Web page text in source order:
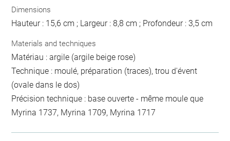
Dimensions
Hauteur : 15,6 cm ; Largeur : 8,8 cm ; Profondeur : 3,5 cm
Materials and techniques
Matériau : argile (argile beige rose)
Technique : moulé, préparation (traces), trou d'évent
(ovale dans le dos)
Précision technique : base ouverte - même moule que
Myrina 1737, Myrina 1709, Myrina 1717